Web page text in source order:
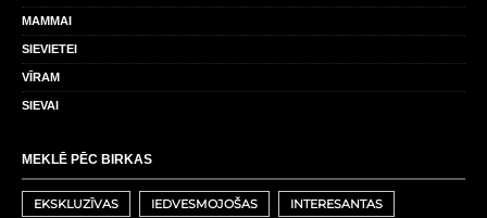
MAMMAI
SIEVIETEI
VĪRAM
SIEVAI
MEKLĒ PĒC BIRKAS
EKSKLUZĪVAS IEDVESMOJOŠAS
INTERESANTAS